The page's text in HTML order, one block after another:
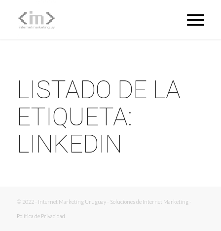
LISTADO DE LA
ETIQUETA:
LINKEDIN
© 2022 - Internet Marketing Uruguay - Soluciones de Internet Marketing -
Política de Privacidad